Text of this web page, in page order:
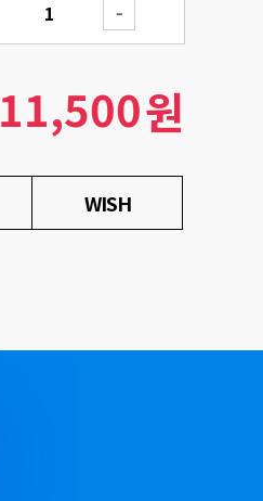
11,500원
WISH